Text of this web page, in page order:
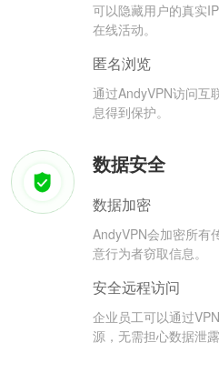
可以隐藏用户的真实
在线活动。
匿名浏览
通过AndyVPN访问互
息得到保护。
数据安全
数据加密
AndyVPN会加密所有
意行为者窃取信息。
安全远程访问
企业员工可以通过
源，无需担心数据泄露